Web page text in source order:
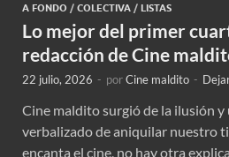
A FONDO / COLECTIVA / LISTAS
Lo mejor del primer
redacción de Cine
22 julio, 2026 - porCine maldito -
Cine maldito surgió de la ilusión y
verbalizado de aniquilar nuestro
encanta el cine, no hay otra